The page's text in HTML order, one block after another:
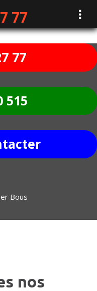
77
77
515
Bous
nos